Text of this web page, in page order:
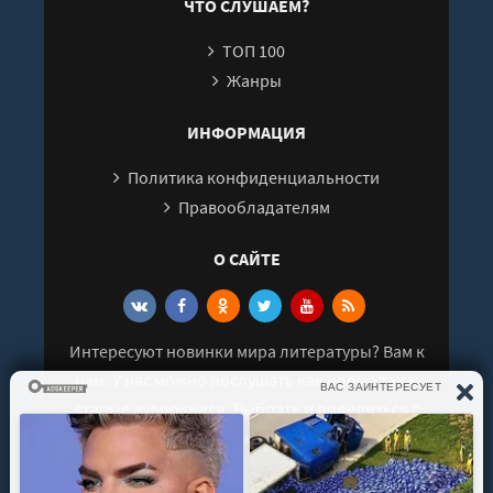
ЧТО СЛУШАЕМ?
ТОП 100
Жанры
ИНФОРМАЦИЯ
Политика конфиденциальности
Правообладателям
О САЙТЕ
Интересуют новинки мира литературы? Вам к
нам. У нас можно послушать как новые так и
старые аудиокниги. Выбрать и поделиться с
друзьями лучшими аудиокнигами!